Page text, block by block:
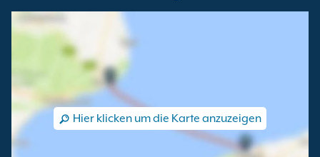
Hier klicken um die Karte anzuzeigen